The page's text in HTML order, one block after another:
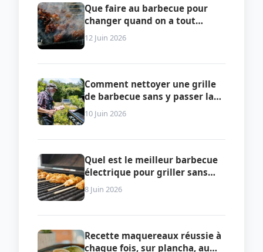
Que faire au barbecue pour
changer quand on a tout
essayé
12 Juin 2026
Comment nettoyer une grille
de barbecue sans y passer la
soirée
10 Juin 2026
Quel est le meilleur barbecue
électrique pour griller sans
fumée ni contrainte ?
8 Juin 2026
Recette maquereaux réussie à
chaque fois, sur plancha, au